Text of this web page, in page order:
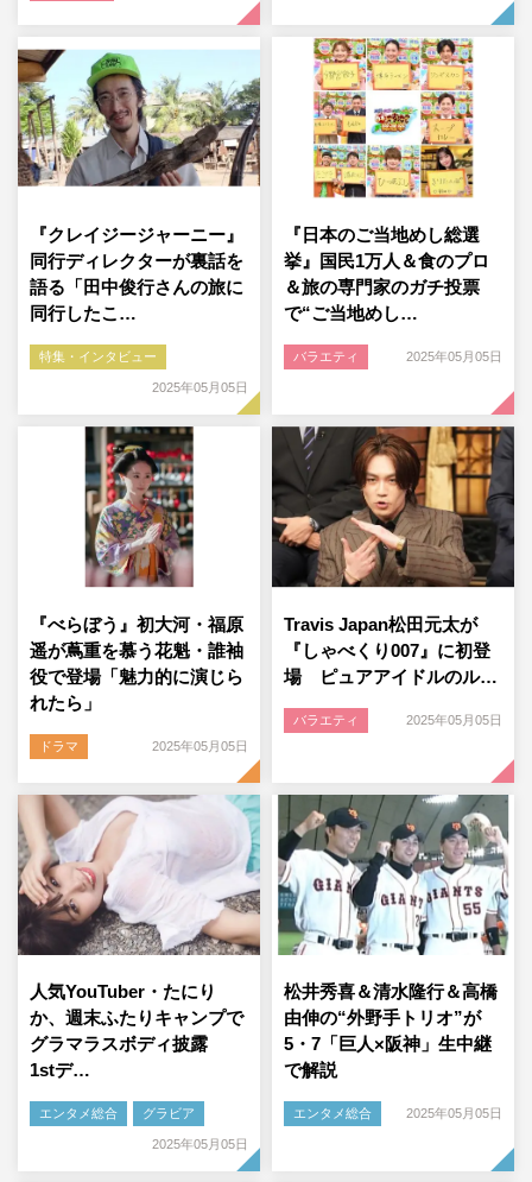
『クレイジージャーニー』
同行ディレクターが裏話を
語る「田中俊行さんの旅に
同行したこ…
特集・インタビュー
2025年05月05日
『日本のご当地めし総選
挙』国民1万人＆食のプロ
＆旅の専門家のガチ投票
で“ご当地めし…
バラエティ 2025年05月05日
『べらぼう』初大河・福原
遥が蔦重を慕う花魁・誰袖
役で登場「魅力的に演じら
れたら」
ドラマ 2025年05月05日
Travis Japan松田元太が
『しゃべくり007』に初登
場 ピュアアイドルのル…
バラエティ 2025年05月05日
人気YouTuber・たにり
か、週末ふたりキャンプで
グラマラスボディ披露
1stデ…
エンタメ総合 グラビア
2025年05月05日
松井秀喜＆清水隆行＆高橋
由伸の“外野手トリオ”が
5・7「巨人×阪神」生中継
で解説
エンタメ総合 2025年05月05日